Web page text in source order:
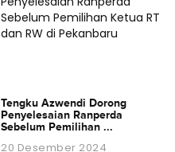
Tengku Azwendi Dorong
Penyelesaian Ranperda
Sebelum Pemilihan ...
20 Desember 2024